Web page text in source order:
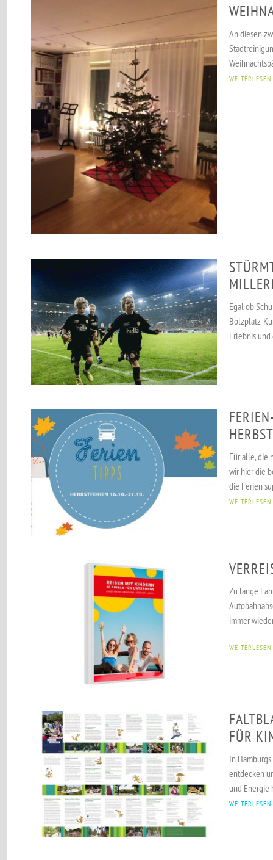
An diesen
WEITERLESEN
Egal ob
Bolzplatz-
Erlebnis
Für alle, die
wir hier die
die Ferien
WEITERLESEN
Zu lange
immer
WEITERLESEN
FÜR
In
entdecken
und Energie
WEITERLESEN